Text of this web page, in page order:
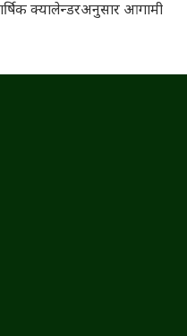
क्यालेन्डरअनुसार आगामी